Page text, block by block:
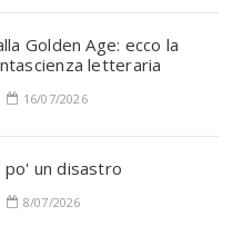
Golden Age: ecco la
letteraria
16/07/2026
po' un disastro
8/07/2026